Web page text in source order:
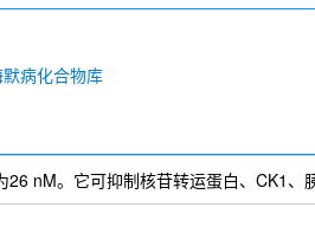
病化合物库
26 nM。它可抑制核苷转运蛋白、CK1、